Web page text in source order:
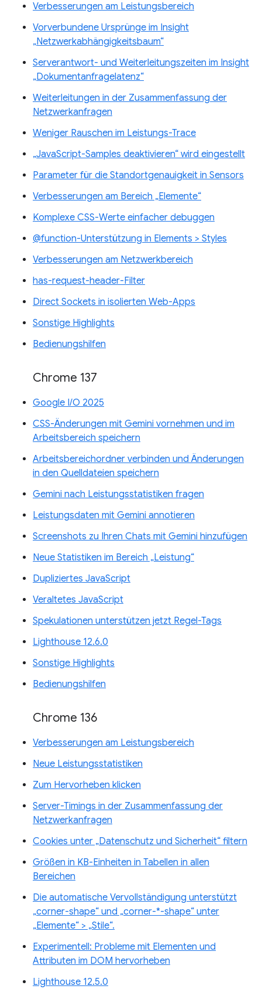
Verbesserungen am Leistungsbereich
Vorverbundene Ursprünge im Insight
„Netzwerkabhängigkeitsbaum“
Serverantwort- und Weiterleitungszeiten im Insight
„Dokumentanfragelatenz“
Weiterleitungen in der Zusammenfassung der
Netzwerkanfragen
Weniger Rauschen im Leistungs-Trace
„JavaScript-Samples deaktivieren“ wird eingestellt
Parameter für die Standortgenauigkeit in Sensors
Verbesserungen am Bereich „Elemente“
Komplexe CSS-Werte einfacher debuggen
@function-Unterstützung in Elements > Styles
Verbesserungen am Netzwerkbereich
has-request-header-Filter
Direct Sockets in isolierten Web-Apps
Sonstige Highlights
Bedienungshilfen
Chrome 137
Google I/O 2025
CSS-Änderungen mit Gemini vornehmen und im
Arbeitsbereich speichern
Arbeitsbereichordner verbinden und Änderungen
in den Quelldateien speichern
Gemini nach Leistungsstatistiken fragen
Leistungsdaten mit Gemini annotieren
Screenshots zu Ihren Chats mit Gemini hinzufügen
Neue Statistiken im Bereich „Leistung“
Dupliziertes JavaScript
Veraltetes JavaScript
Spekulationen unterstützen jetzt Regel-Tags
Lighthouse 12.6.0
Sonstige Highlights
Bedienungshilfen
Chrome 136
Verbesserungen am Leistungsbereich
Neue Leistungsstatistiken
Zum Hervorheben klicken
Server-Timings in der Zusammenfassung der
Netzwerkanfragen
Cookies unter „Datenschutz und Sicherheit“ filtern
Größen in KB-Einheiten in Tabellen in allen
Bereichen
Die automatische Vervollständigung unterstützt
„corner-shape“ und „corner-*-shape“ unter
„Elemente“ > „Stile“.
Experimentell: Probleme mit Elementen und
Attributen im DOM hervorheben
Lighthouse 12.5.0